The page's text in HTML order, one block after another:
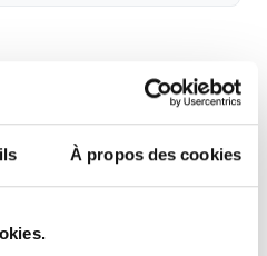
À propos des cookies
à Besançon
→